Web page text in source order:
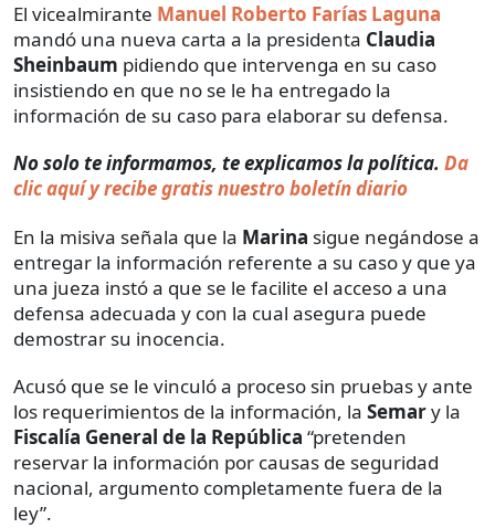
El vicealmirante Manuel Roberto Farías Laguna
mandó una nueva carta a la presidenta Claudia
Sheinbaum pidiendo que intervenga en su caso
insistiendo en que no se le ha entregado la
información de su caso para elaborar su defensa.
No solo te informamos, te explicamos la política. Da
clic aquí y recibe gratis nuestro boletín diario
En la misiva señala que la Marina sigue negándose a
entregar la información referente a su caso y que ya
una jueza instó a que se le facilite el acceso a una
defensa adecuada y con la cual asegura puede
demostrar su inocencia.
Acusó que se le vinculó a proceso sin pruebas y ante
los requerimientos de la información, la Semary la
Fiscalía General de la República “pretenden
reservar la información por causas de seguridad
nacional, argumento completamente fuera de la
ley”.